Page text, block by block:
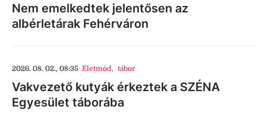
Nem emelkedtek jelentősen az
albérletárak Fehérváron
2026. 08. 02., 08:35 Életmód, tábor
Vakvezető kutyák érkeztek a SZÉNA
Egyesület táborába